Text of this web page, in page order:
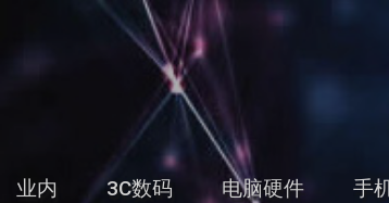
业内 3C数码 电脑硬件 手